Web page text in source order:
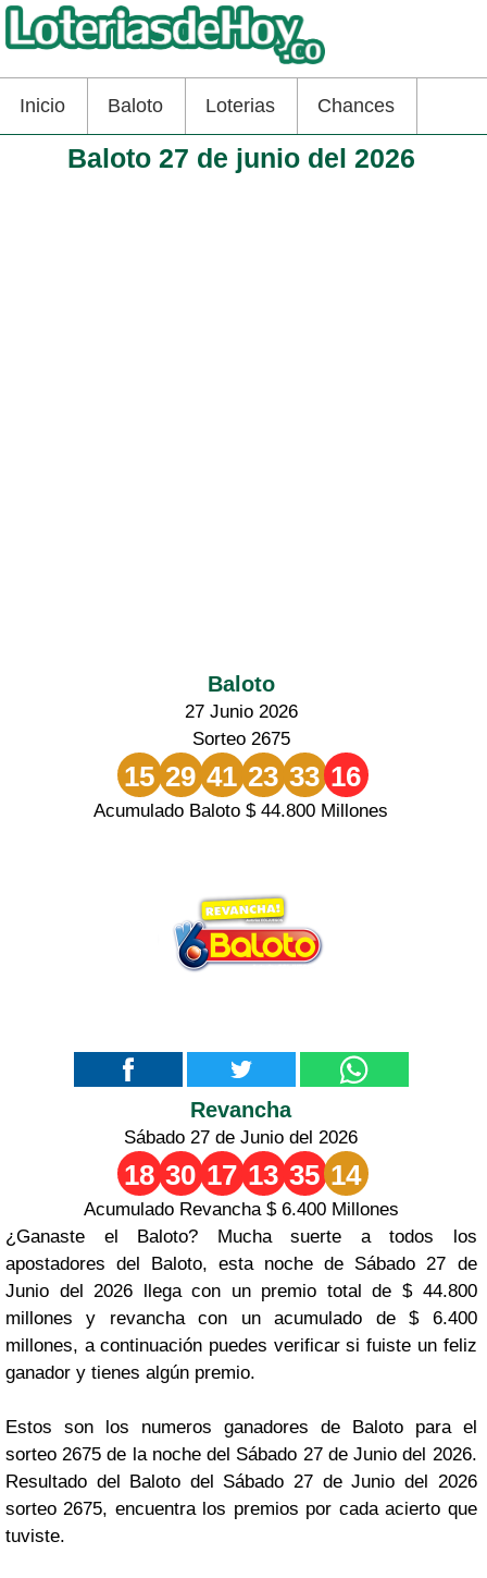
Inicio Baloto Loterias Chances
Baloto 27 de junio del 2026
Baloto
27 Junio 2026
Sorteo 2675
15 29 41 23 33 16
Acumulado Baloto $ 44.800 Millones
Revancha
Sábado 27 de Junio del 2026
18 30 17 13 35 14
Acumulado Revancha $ 6.400 Millones
¿Ganaste el Baloto? Mucha suerte a todos los
apostadores del Baloto, esta noche de Sábado 27 de
Junio del 2026 llega con un premio total de $ 44.800
millones y revancha con un acumulado de $ 6.400
millones, a continuación puedes verificar si fuiste un feliz
ganador y tienes algún premio.
Estos son los numeros ganadores de Baloto para el
sorteo 2675 de la noche del Sábado 27 de Junio del 2026.
Resultado del Baloto del Sábado 27 de Junio del 2026
sorteo 2675, encuentra los premios por cada acierto que
tuviste.